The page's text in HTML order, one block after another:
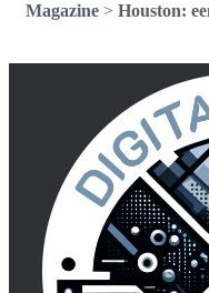
Magazine > Houston: